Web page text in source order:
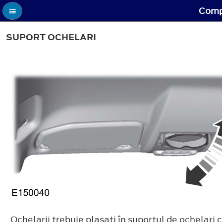
SUPORT OCHELARI
Ochelarii trebuie plasaţi în suportul de ochelari